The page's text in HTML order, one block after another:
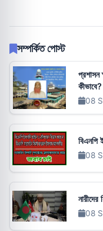
সম্পর্কিত পোস্ট
প্রশাসন
কীভাবে?
08
বিএনপি
08
08